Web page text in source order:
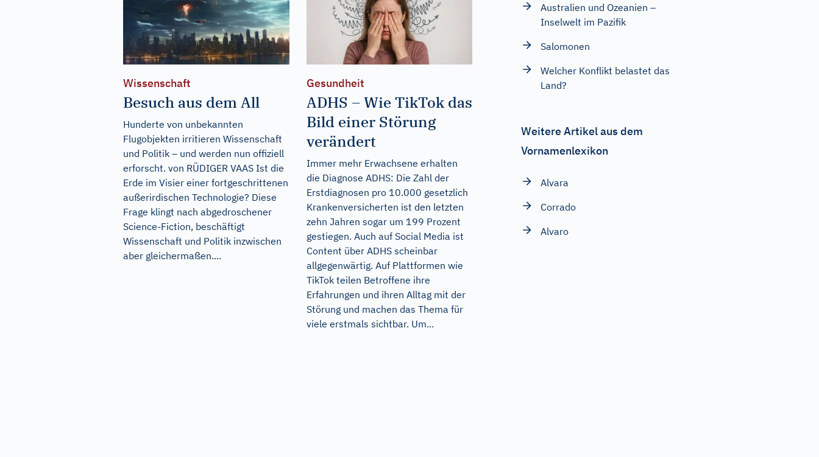
Wissenschaft
Besuch aus dem All
Hunderte von unbekannten
Flugobjekten irritieren Wissenschaft
und Politik – und werden nun offiziell
erforscht. von RÜDIGER VAAS Ist die
Erde im Visier einer fortgeschrittenen
außerirdischen Technologie? Diese
Frage klingt nach abgedroschener
Science-Fiction, beschäftigt
Wissenschaft und Politik inzwischen
aber gleichermaßen....
Gesundheit
ADHS – Wie TikTok das
Bild einer Störung
verändert
Immer mehr Erwachsene erhalten
die Diagnose ADHS: Die Zahl der
Erstdiagnosen pro 10.000 gesetzlich
Krankenversicherten ist den letzten
zehn Jahren sogar um 199 Prozent
gestiegen. Auch auf Social Media ist
Content über ADHS scheinbar
allgegenwärtig. Auf Plattformen wie
TikTok teilen Betroffene ihre
Erfahrungen und ihren Alltag mit der
Störung und machen das Thema für
viele erstmals sichtbar. Um...
Australien und Ozeanien –
Inselwelt im Pazifik
Salomonen
Welcher Konflikt belastet das
Land?
Weitere Artikel aus dem
Vornamenlexikon
Alvara
Corrado
Alvaro